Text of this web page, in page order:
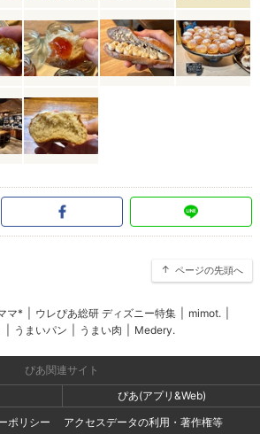
ページの先頭へ
マ* ウレぴあ総研 ディズニー特集 mimot.
うまいパン うまい肉 Medery.
ぴあ関連サイト
ぴあ(アプリ&Web)
ポリシー アクセスデータの利用・著作権等